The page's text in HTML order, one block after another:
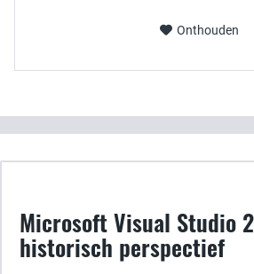
Onthouden
Microsoft Visual Studio
historisch perspectief